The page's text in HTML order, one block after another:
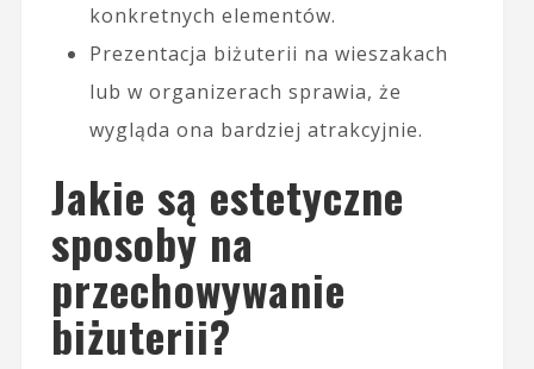
konkretnych elementów.
Prezentacja biżuterii na wieszakach
lub w organizerach sprawia, że
wygląda ona bardziej atrakcyjnie.
Jakie są estetyczne
sposoby na
przechowywanie
biżuterii?